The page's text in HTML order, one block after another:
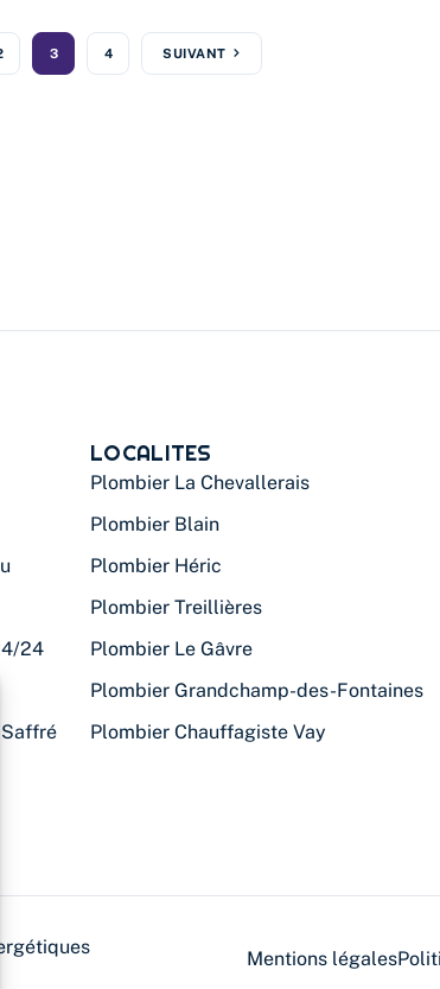
3 4 SUIVANT
24
Saffré
LOCALITES
Plombier La Chevallerais
Plombier Blain
Plombier Héric
Plombier Treillières
Plombier Le Gâvre
Plombier Grandchamp-des-Fontaines
Plombier Chauffagiste Vay
Mentions légales